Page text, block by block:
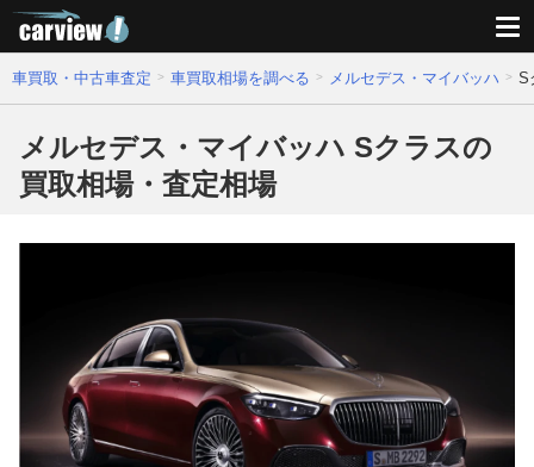
車買取・中古車査定 車買取相場を調べる メルセデス・マイバッハ S
メルセデス・マイバッハ Sクラスの
買取相場・査定相場